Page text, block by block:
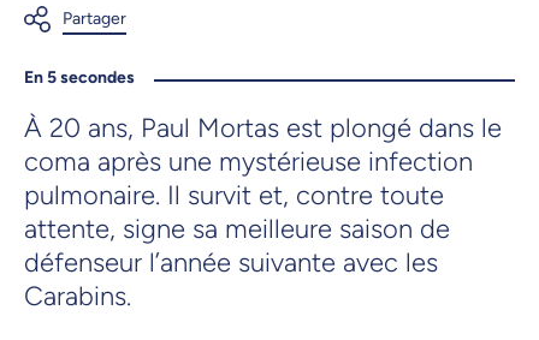
En 5 secondes
À 20 ans, Paul Mortas est plongé dans le
coma après une mystérieuse infection
pulmonaire. Il survit et, contre toute
attente, signe sa meilleure saison de
défenseur l’année suivante avec les
Carabins.